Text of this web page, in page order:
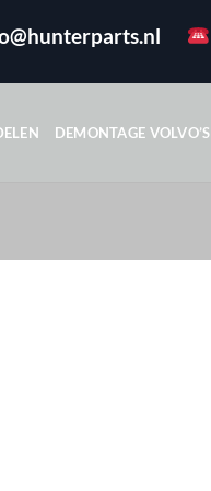
DEMONTAGE VOLVO’S